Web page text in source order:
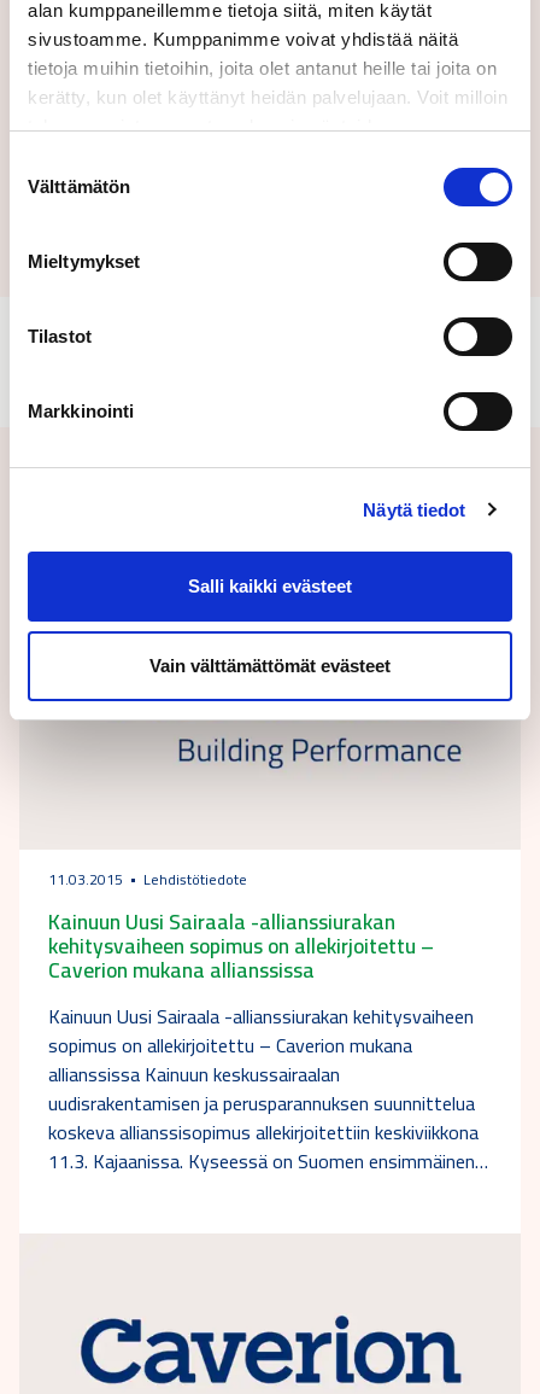
alan kumppaneillemme tietoja siitä, miten käytät
sivustoamme. Kumppanimme voivat yhdistää näitä
tietoja muihin tietoihin, joita olet antanut heille tai joita on
kerätty, kun olet käyttänyt heidän palvelujaan. Voit milloin
tahansa poistaa suostumuksesi evästeiden
valinta
Välttämätön
Mieltymykset
Tilastot
Markkinointi
Näytä tiedot
Salli kaikki evästeet
Vain välttämättömät evästeet
käyttöehtomme.
Lähetä
Aiheeseen liittyvät uutiset
11.03.2015 Lehdistötiedote
Kainuun Uusi Sairaala -allianssiurakan
kehitysvaiheen sopimus on allekirjoitettu –
Caverion mukana allianssissa
Kainuun Uusi Sairaala -allianssiurakan kehitysvaiheen
sopimus on allekirjoitettu – Caverion mukana
allianssissa Kainuun keskussairaalan
uudisrakentamisen ja perusparannuksen suunnittelua
koskeva allianssisopimus allekirjoitettiin keskiviikkona
11.3. Kajaanissa. Kyseessä on Suomen ensimmäinen…